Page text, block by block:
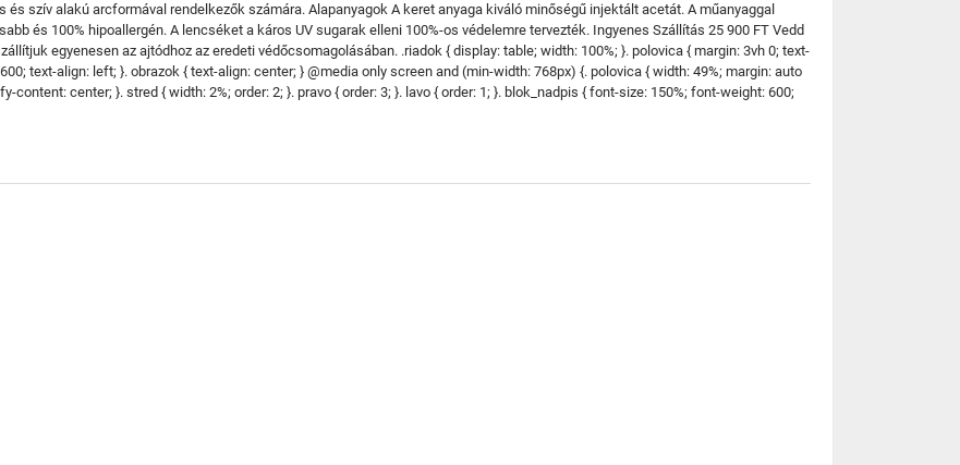
szív alakú arcformával rendelkezők számára. Alapanyagok A keret anyaga kiváló minőségű injektált acetát. A műanyaggal
és 100% hipoallergén. A lencséket a káros UV sugarak elleni 100%-os védelemre tervezték. Ingyenes Szállítás 25 900 FT Vedd
egyenesen az ajtódhoz az eredeti védőcsomagolásában. .riadok { display: table; width: 100%; }. polovica { margin: 3vh 0; text-
text-align: left; }. obrazok { text-align: center; } @media only screen and (min-width: 768px) {. polovica { width: 49%; margin: auto
content: center; }. stred { width: 2%; order: 2; }. pravo { order: 3; }. lavo { order: 1; }. blok_nadpis { font-size: 150%; font-weight: 600;